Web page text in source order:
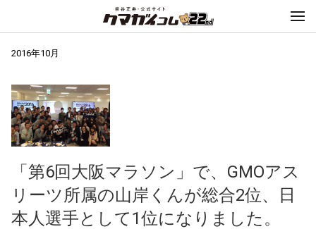
2016年10月
「第6回大阪マラソン」で、GMOアス
リーツ所属の山岸くんが総合2位、日
本人選手として1位になりました。